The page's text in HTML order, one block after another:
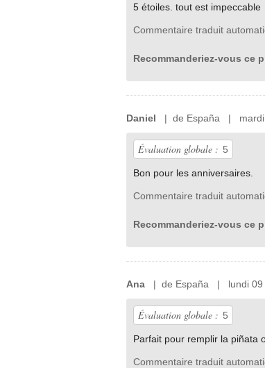
5 étoiles. tout est impeccable
Commentaire traduit
Recommanderiez-vous ce
Daniel | de España | mardi
Évaluation globale : 5
Bon pour les anniversaires.
Commentaire traduit
Recommanderiez-vous ce
Ana | de España | lundi 09
Évaluation globale : 5
Parfait pour remplir la piñata
Commentaire traduit